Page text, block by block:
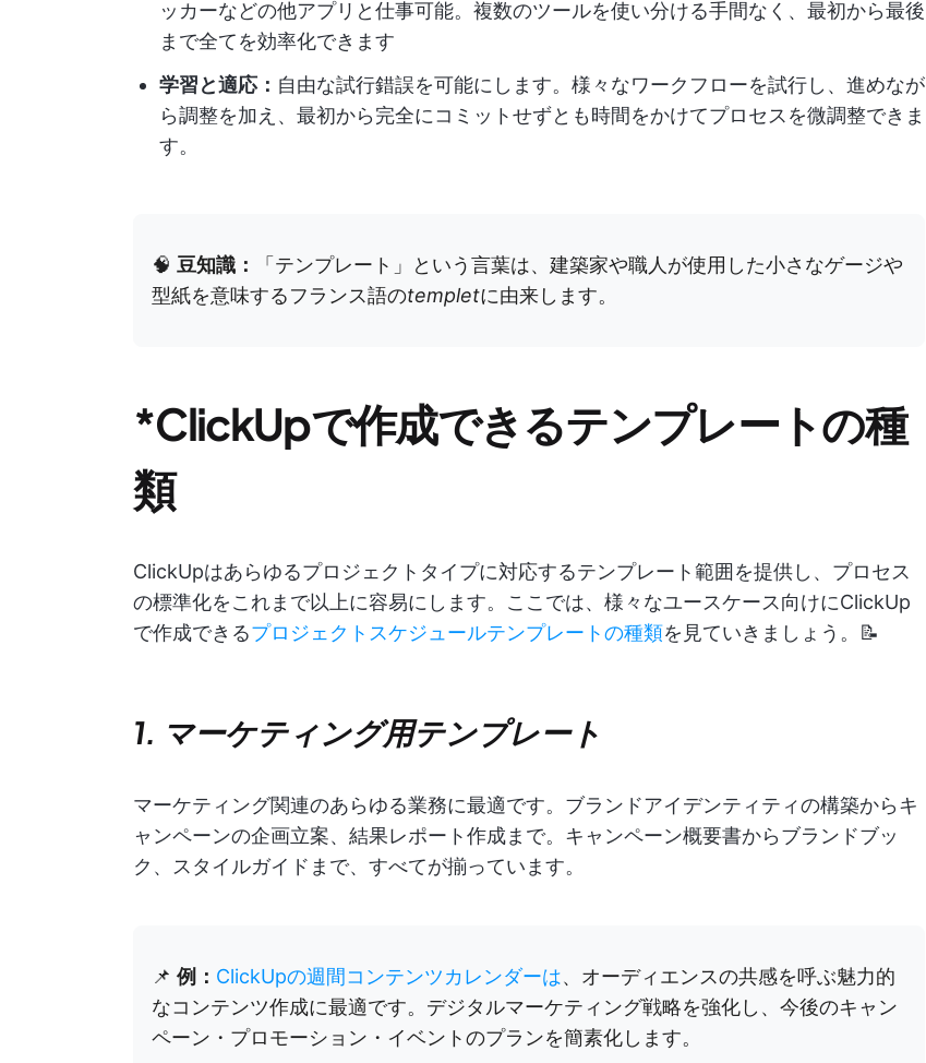
ッカーなどの他アプリと仕事可能。複数のツールを使い分ける手間なく、最初から最後
まで全てを効率化できます
学習と適応： 自由な試行錯誤を可能にします。様々なワークフローを試行し、進めなが
ら調整を加え、最初から完全にコミットせずとも時間をかけてプロセスを微調整できま
す。
🧠 豆知識：
「テンプレート」という言葉は、建築家や職人が使用した小さなゲージや
型紙を意味するフランス語のtempletに由来します。
*ClickUpで作成できるテンプレートの種
類
ClickUpはあらゆるプロジェクトタイプに対応するテンプレート範囲を提供し、プロセス
の標準化をこれまで以上に容易にします。ここでは、様々なユースケース向けにClickUp
で作成できるプロジェクトスケジュールテンプレートの種類を見ていきましょう。📝
1. マーケティング用テンプレート
マーケティング関連のあらゆる業務に最適です。ブランドアイデンティティの構築からキ
ャンペーンの企画立案、結果レポート作成まで。キャンペーン概要書からブランドブッ
ク、スタイルガイドまで、すべてが揃っています。
📌 例： ClickUpの週間コンテンツカレンダーは、オーディエンスの共感を呼ぶ魅力的
なコンテンツ作成に最適です。デジタルマーケティング戦略を強化し、今後のキャン
ペーン・プロモーション・イベントのプランを簡素化します。